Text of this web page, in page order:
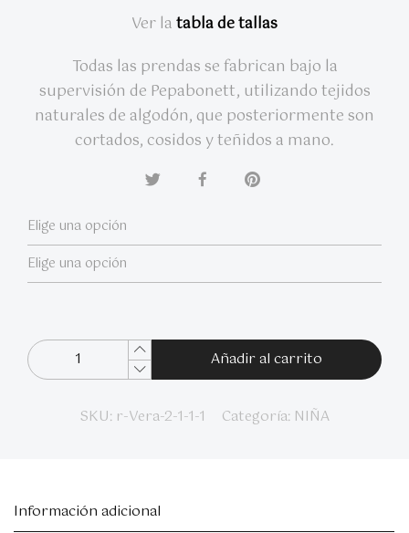
Ver latabla de tallas
Todas las prendas se fabrican bajo la
supervisión de Pepabonett, utilizando tejidos
naturales de algodón, que posteriormente son
cortados, cosidos y teñidos a mano.
Añadir al carrito
SKU: r-Vera-2-1-1-1 Categoría: NIÑA
Información adicional